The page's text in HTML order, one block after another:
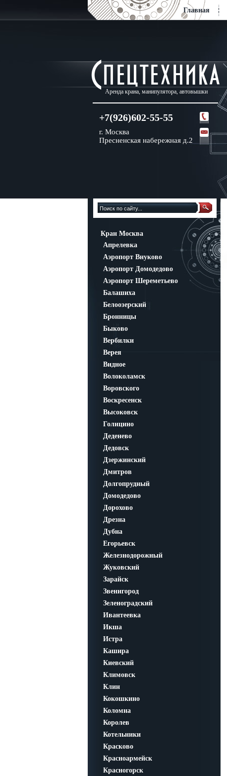
Главная
Аренда крана, манипулятора, автовышки
+7(926)602-55-55
г. Москва
Пресненская набережная д.2
Кран Москва
Апрелевка
Аэропорт Внуково
Аэропорт Домодедово
Аэропорт Шереметьево
Балашиха
Белоозерский
Бронницы
Быково
Вербилки
Верея
Видное
Волоколамск
Воровского
Воскресенск
Высоковск
Голицино
Деденево
Дедовск
Дзержинский
Дмитров
Долгопрудный
Домодедово
Дорохово
Дрезна
Дубна
Егорьевск
Железнодорожный
Жуковский
Зарайск
Звенигород
Зеленоградский
Ивантеевка
Икша
Истра
Кашира
Киевский
Климовск
Клин
Кокошкино
Коломна
Королев
Котельники
Красково
Красноармейск
Красногорск